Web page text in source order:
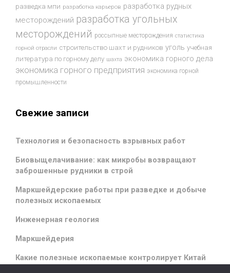
разведка мпи разработка карьеров разработка рудных
месторождений разработка угольных
месторождений россыпные месторождения статистика
горной отрасли строительство шахт и рудников уголь учебная
литература по горному делу шахта экономика горного дела
экономика горного предприятия экономика горной
промышленности
Свежие записи
Технология и безопасность взрывных работ
Биовыщелачивание: как микробы возвращают
заброшенные рудники в строй
Маркшейдерские работы при разведке и добыче
полезных ископаемых
Инженерная геология
Маркшейдерия
Какие полезные ископаемые контролирует Китай